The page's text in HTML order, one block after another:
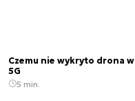
Czemu nie wykryto drona
5G
5 min.